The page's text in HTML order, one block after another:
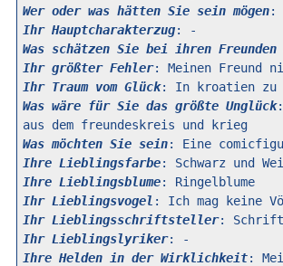
Wer oder was hätten Sie sein mögen
Ihr Hauptcharakterzug
Was schätzen Sie bei ihren Freunden
Ihr größter Fehler
Ihr Traum vom Glück
Was wäre für Sie das größte Unglück
aus dem freundeskreis und krieg
Was möchten Sie sein
Ihre Lieblingsfarbe
Ihre Lieblingsblume
: Ringelblume
Ihr Lieblingsvogel
Ihr Lieblingsschriftsteller
Ihr Lieblingslyriker
Ihre Helden in der Wirklichkeit